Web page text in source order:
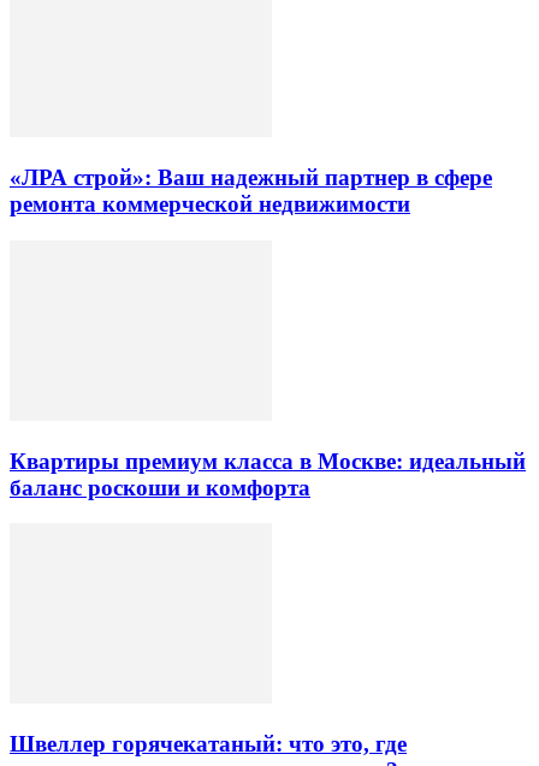
«ЛРА строй»: Ваш надежный партнер в сфере
ремонта коммерческой недвижимости
Квартиры премиум класса в Москве: идеальный
баланс роскоши и комфорта
Швеллер горячекатаный: что это, где